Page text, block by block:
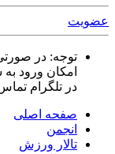
عضویت
توجه: در
در تلگرام
صفحه اصلی
انجمن
تالار ورزش